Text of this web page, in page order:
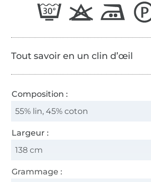
Tout savoir en un clin d’œil
Composition :
55% lin, 45% coton
Largeur :
138 cm
Grammage :